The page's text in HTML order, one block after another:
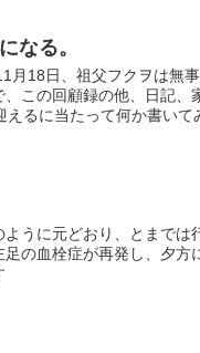
なる。
月18日、祖父フクヲは無
、この回顧録の他、日記
えるに当たって何か書いて
ように元どおり、とまで
の血栓症が再発し、夕方